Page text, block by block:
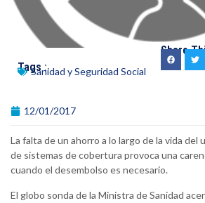
Tags :Sanidad y Seguridad Social
Share
12/01/2017
La falta de un ahorro a lo largo de la vida del
de sistemas de cobertura provoca una
cuando el desembolso es necesario.
El globo sonda de la Ministra de Sanidad